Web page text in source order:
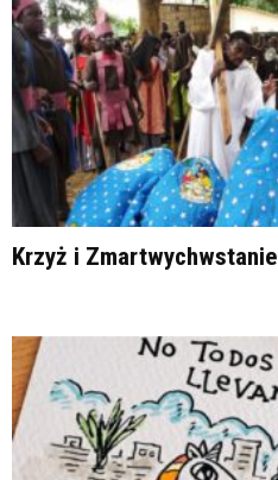
Krzyż i Zmartwychwstanie